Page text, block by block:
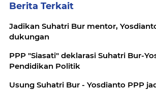
Berita Terkait
Jadikan Suhatri Bur mentor,
dukungan
PPP "Siasati" deklarasi Suhatri Bur-
Pendidikan Politik
Usung Suhatri Bur - Yosdianto PPP